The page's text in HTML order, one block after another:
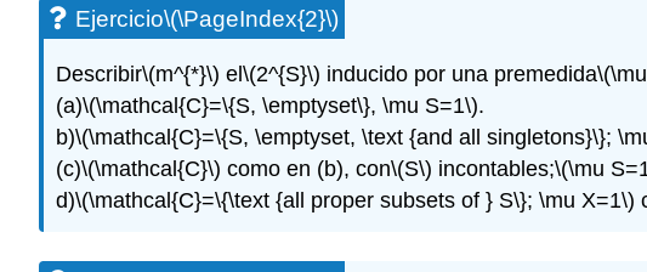
Ejercicio\(\PageIndex{2}\)
Describir\(m^{*}\) el\(2^{S}\) inducido por una premedida
(a)\(\mathcal{C}=\{S, \emptyset\}, \mu S=1\).
b)\(\mathcal{C}=\{S, \emptyset, \text {and all singletons}\};
(c)\(\mathcal{C}\) como en (b), con\(S\) incontables;\(\mu
d)\(\mathcal{C}=\{\text {all proper subsets of } S\}; \mu X=1\)